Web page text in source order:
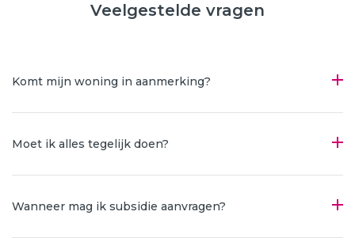
Veelgestelde vragen
Komt mijn woning in aanmerking?
Moet ik alles tegelijk doen?
Wanneer mag ik subsidie aanvragen?